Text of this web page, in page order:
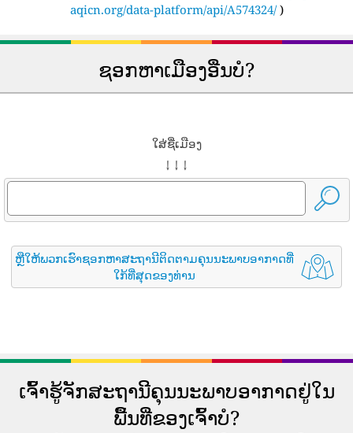
aqicn.org/data-platform/api/A574324/)
ຊອກຫາເມືອງອື່ນບໍ?
ໃສ່ຊື່ເມືອງ
↓ ↓ ↓
ຫຼືໃຫ້ພວກເຮົາຊອກຫາສະຖານີຕິດຕາມຄຸນນະພາບອາກາດທີ່
ໃກ້ທີ່ສຸດຂອງທ່ານ
ເຈົ້າຮູ້ຈັກສະຖານີຄຸນນະພາບອາກາດຢູ່ໃນ
ພື້ນທີ່ຂອງເຈົ້າບໍ?